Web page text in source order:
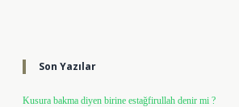
Son Yazılar
Kusura bakma diyen birine estağfirullah denir mi ?